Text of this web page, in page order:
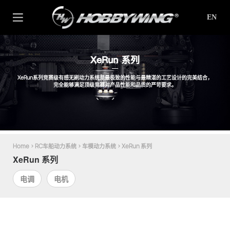
EN
XeRun 系列
XeRun系列竞赛级有感无刷动力系统是最极致的性能与最精湛的工艺设计的完美结合，
完全能够满足顶级竞赛对产品性能和品质的严苛要求。
Home > RC车船动力系统 > 车模动力系统 > XeRun 系列
XeRun 系列
电调 电机